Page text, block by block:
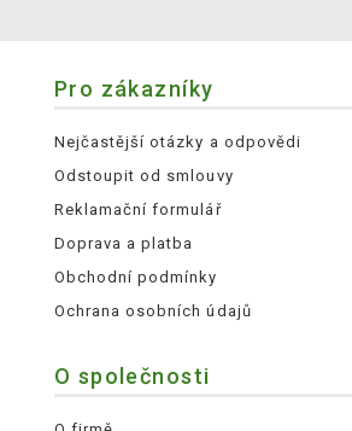
Pro zákazníky
Nejčastější otázky a odpovědi
Odstoupit od smlouvy
Reklamační formulář
Doprava a platba
Obchodní podmínky
Ochrana osobních údajů
O společnosti